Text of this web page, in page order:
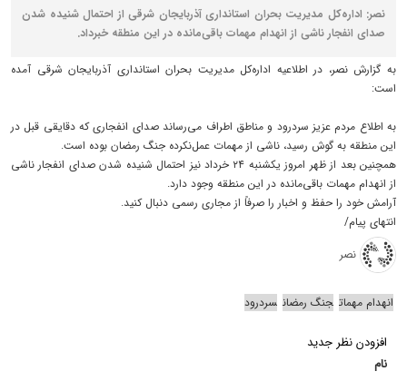
نصر: اداره‌کل مدیریت بحران استانداری آذربایجان شرقی از احتمال شنیده شدن
صدای انفجار ناشی از انهدام مهمات باقی‌مانده در این منطقه خبرداد.
به گزارش نصر، در اطلاعیه اداره‌کل مدیریت بحران استانداری آذربایجان شرقی آمده
است:
به اطلاع مردم عزیز سردرود و مناطق اطراف می‌رساند صدای انفجاری که دقایقی قبل در
این منطقه به گوش رسید، ناشی از مهمات عمل‌نکرده جنگ رمضان بوده است.
همچنین بعد از ظهر امروز یکشنبه ۲۴ خرداد نیز احتمال شنیده شدن صدای انفجار ناشی
از انهدام مهمات باقی‌مانده در این منطقه وجود دارد.
آرامش خود را حفظ و اخبار را صرفاً از مجاری رسمی دنبال کنید.
انتهای پیام/
نصر
انهدام مهمات جنگ رمضان سردرود
افزودن نظر جدید
نام